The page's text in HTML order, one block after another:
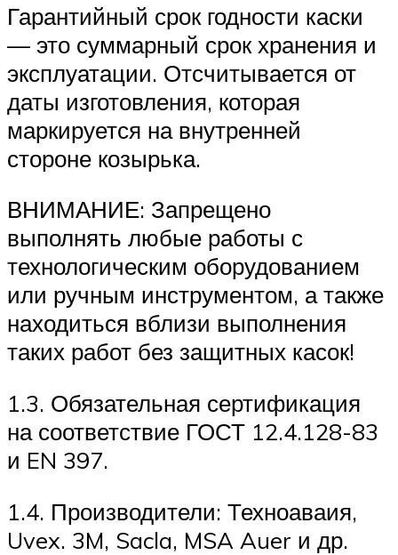
Гарантийный срок годности каски
— это суммарный срок хранения и
эксплуатации. Отсчитывается от
даты изготовления, которая
маркируется на внутренней
стороне козырька.
ВНИМАНИЕ: Запрещено
выполнять любые работы с
технологическим оборудованием
или ручным инструментом, а также
находиться вблизи выполнения
таких работ без защитных касок!
1.3. Обязательная сертификация
на соответствие ГОСТ 12.4.128-83
и EN 397.
1.4. Производители: Техноаваия,
Uvex. 3M, Sacla, MSA Auer и др.